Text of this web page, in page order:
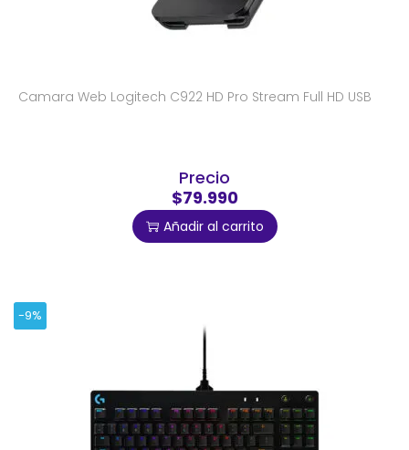
Camara Web Logitech C922 HD Pro Stream Full HD USB
Precio
$79.990
Añadir al carrito
-9%